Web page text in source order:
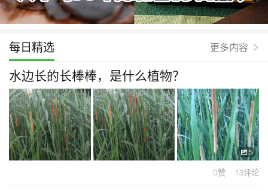
每日精选 更多内容
水边长的长棒棒，是什么植物？
5
0赞 13评论